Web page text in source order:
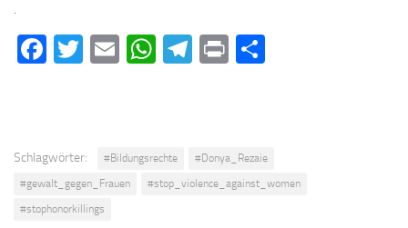
.
Facebook
Twitter
EmailWhatsApp
Telegram
Print
Schlagwörter: #Bildungsrechte
#Donya_Rezaie
#gewalt_gegen_Frauen
#stop_violence_against_women
#stophonorkillings